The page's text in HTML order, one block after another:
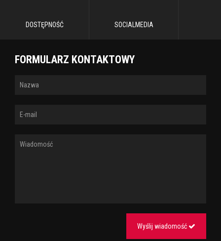
DOSTĘPNOŚĆ SOCIALMEDIA
FORMULARZ KONTAKTOWY
Wyślij wiadomość